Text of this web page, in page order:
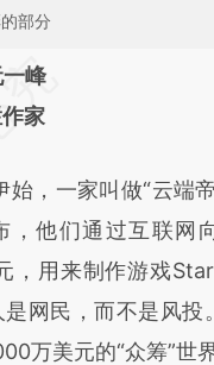
部分
结开头增加这段话：
于财新
文真实意图存在偏
场。推荐点击链接阅
峰
家
，一家叫做“云端帝
，他们通过互联网
，用来制作游戏
网民，而不是风投
万美元的“众筹”世